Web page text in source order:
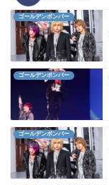
ゴールデンボンバー
ゴールデンボンバー
ゴールデンボンバー